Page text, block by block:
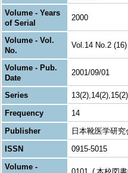
Volume - Years
of Serial
2000
Volume - Vol.
No.
Vol.14 No.2 (16)
Volume - Pub.
Date
2001/09/01
Series
Frequency
14
Publisher
日本靴医学研
ISSN
0915-5015
Volume -